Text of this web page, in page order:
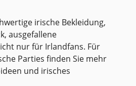
irische Bekleidung,
ausgefallene
nur für Irlandfans. Für
Parties finden Sie mehr
und irisches